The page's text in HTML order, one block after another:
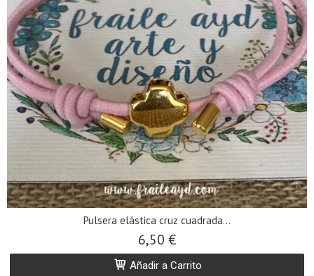
Pulsera elástica cruz cuadrada...
6,50 €
Añadir a Carrito